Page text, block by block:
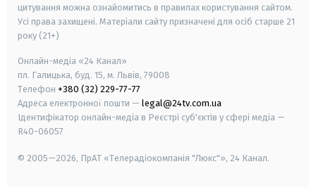
цитування можна ознайомитись в правилах користування сайтом.
Усі права захищені. Матеріали сайту призначені для осіб старше 21
року (21+)
Онлайн-медіа «24 Канал»
пл. Галицька, буд. 15, м. Львів, 79008
Телефон +380 (32) 229-77-77
Адреса електронної пошти — legal@24tv.com.ua
Ідентифікатор онлайн-медіа в Реєстрі суб'єктів у сфері медіа —
R40-06057
© 2005—2026, ПрАТ «Телерадіокомпанія "Люкс"», 24 Канал.